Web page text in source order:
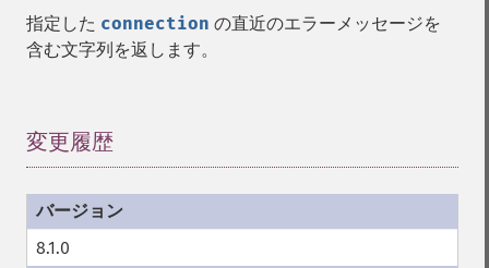
指定した connection の直近のエラーメッセージを
含む文字列を返します。
変更履歴
8.1.0